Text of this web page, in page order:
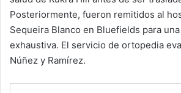
Posteriormente, fueron remitidos al
Sequeira Blanco en Bluefields para
exhaustiva. El servicio de ortopedia
Núñez y Ramírez.